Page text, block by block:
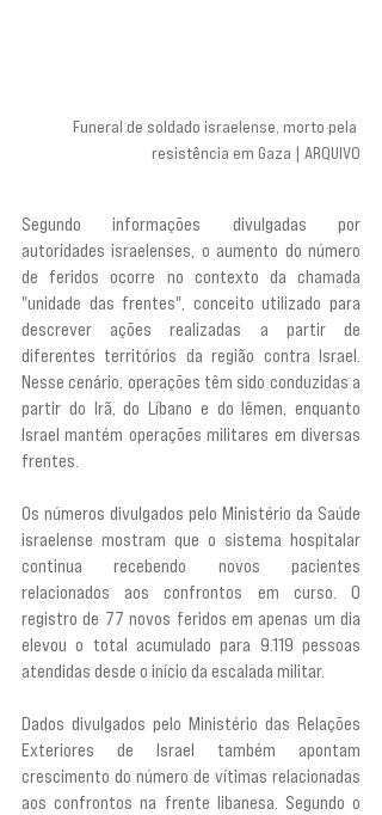
Funeral de soldado israelense, morto pela
resistência em Gaza | ARQUIVO
Segundo informações divulgadas por
autoridades israelenses, o aumento do número
de feridos ocorre no contexto da chamada
"unidade das frentes", conceito utilizado para
descrever ações realizadas a partir de
diferentes territórios da região contra Israel.
Nesse cenário, operações têm sido conduzidas a
partir do Irã, do Líbano e do Iêmen, enquanto
Israel mantém operações militares em diversas
frentes.
Os números divulgados pelo Ministério da Saúde
israelense mostram que o sistema hospitalar
continua recebendo novos pacientes
relacionados aos confrontos em curso. O
registro de 77 novos feridos em apenas um dia
elevou o total acumulado para 9.119 pessoas
atendidas desde o início da escalada militar.
Dados divulgados pelo Ministério das Relações
Exteriores de Israel também apontam
crescimento do número de vítimas relacionadas
aos confrontos na frente libanesa. Segundo o